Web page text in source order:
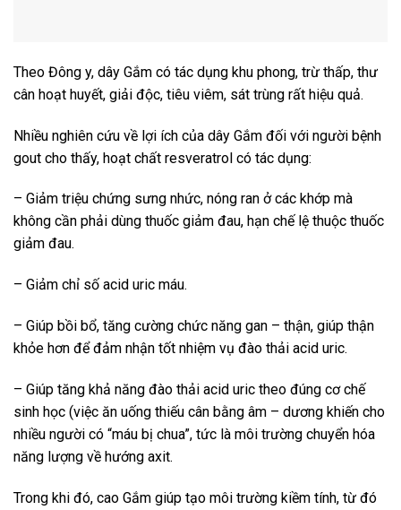
Theo Đông y, dây Gắm có tác dụng khu phong, trừ thấp, thư
cân hoạt huyết, giải độc, tiêu viêm, sát trùng rất hiệu quả.
Nhiều nghiên cứu về lợi ích của dây Gắm đối với người bệnh
gout cho thấy, hoạt chất resveratrol có tác dụng:
– Giảm triệu chứng sưng nhức, nóng ran ở các khớp mà
không cần phải dùng thuốc giảm đau, hạn chế lệ thuộc thuốc
giảm đau.
– Giảm chỉ số acid uric máu.
– Giúp bồi bổ, tăng cường chức năng gan – thận, giúp thận
khỏe hơn để đảm nhận tốt nhiệm vụ đào thải acid uric.
– Giúp tăng khả năng đào thải acid uric theo đúng cơ chế
sinh học (việc ăn uống thiếu cân bằng âm – dương khiến cho
nhiều người có “máu bị chua”, tức là môi trường chuyển hóa
năng lượng về hướng axit.
Trong khi đó, cao Gắm giúp tạo môi trường kiềm tính, từ đó